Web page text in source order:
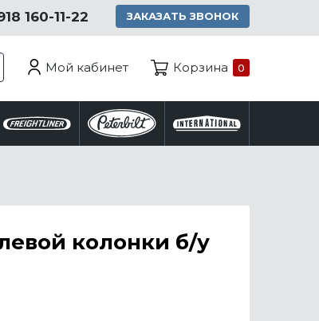
160-11-22 ЗАКАЗАТЬ ЗВОНОК
Мой кабинет Корзина 0
колонки б/у